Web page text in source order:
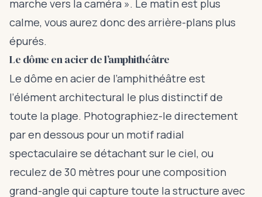
marche vers la caméra ». Le matin est plus
calme, vous aurez donc des arrière-plans plus
épurés.
Le dôme en acier de l’amphithéâtre
Le dôme en acier de l’amphithéâtre est
l’élément architectural le plus distinctif de
toute la plage. Photographiez-le directement
par en dessous pour un motif radial
spectaculaire se détachant sur le ciel, ou
reculez de 30 mètres pour une composition
grand-angle qui capture toute la structure avec